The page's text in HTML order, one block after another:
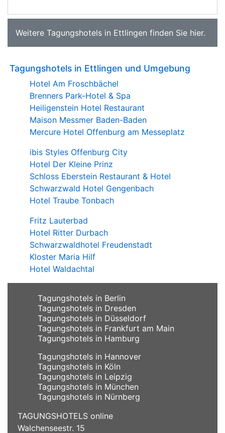
Weitere Tagungshotels in Ettlingen finden Sie hier.
Tagungshotels in Ettlingen und Umgebung
Hotel Am Froschbächel
Brenners Park-Hotel & Spa
Heiligenstein Hotel Restaurant
Maison Messmer Baden-Baden
Mercure Hotel Offenburg am Messeplatz
ibis Styles Offenburg City
Hotel Der Kleine Prinz
Schloss Eberstein Restaurant & Hotel
Schwarzwald Hotel Gengenbach
Hotel Traube Tonbach
Fritz Lauterbad
Hotel Ritter Durbach
Schwarzwaldhotel Freudenstadt
Kloster Maria Hilf
Hotel Waldachtal
Tagungshotels in Berlin
Tagungshotels in Dresden
Tagungshotels in Düsseldorf
Tagungshotels in Frankfurt am Main
Tagungshotels in Hamburg
Tagungshotels in Hannover
Tagungshotels in Köln
Tagungshotels in Leipzig
Tagungshotels in München
Tagungshotels in Nürnberg
TAGUNGSHOTELS online
Walchenseestr. 15